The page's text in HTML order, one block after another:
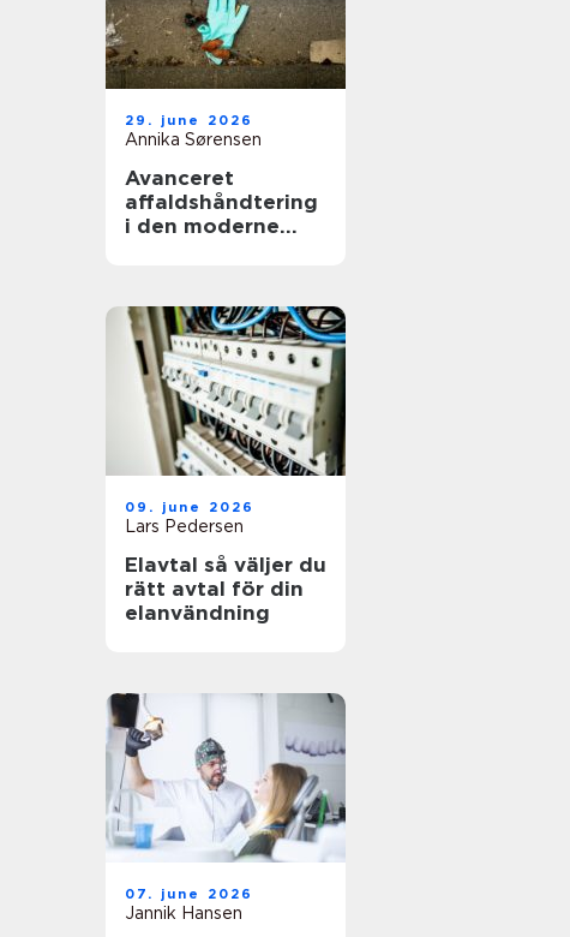
29. june 2026
Annika Sørensen
Avanceret
affaldshåndtering
i den moderne
09. june 2026
Lars Pedersen
Elavtal så väljer du
rätt avtal för din
elanvändning
07. june 2026
Jannik Hansen